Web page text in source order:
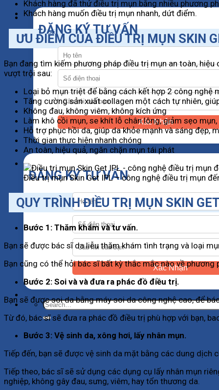
ĐĂNG KÝ TƯ VẤN
Xác Nhận
ĐĂNG KÝ TƯ VẤN
Xác Nhận
Khách hàng đã thử điều trị mụn bằng nhiều phương
Khách hàng muốn điều trị mụn nhanh, dứt điểm.
ƯU ĐIỂM CỦA ĐIỀU TRỊ MỤN SKIN
Bạn đang tìm kiếm phương pháp điều trị mụn an toàn, hiệu
vượt trội sau:
Loại bỏ mụn triệt để bằng cách kết hợp 2 công nghệ
Tăng cường sản xuất collagen một cách tự nhiên,
Không đau, không viêm, không kích ứng
Làm khô cồi mụn, se khít lỗ chân lông, giảm sẹo mụn,
Hỗ trợ phục hồi da, giúp da khỏe mạnh và sáng đẹp,
Thời gian thực hiện nhanh chóng
An toàn, hiệu quả, ngăn chặn mụn tái phát
Điều trị mụn Skin Get IPL – công nghệ điều trị mụn
QUY TRÌNH ĐIỀU TRỊ MỤN SKIN
Bước 1: Thăm khám và tư vấn.
Bạn sẽ được bác sĩ da liễu thăm khám tình trạng và loại
Bạn cũng có thể hỏi bác sĩ bất kỳ thắc mắc nào về phương
Bước 2: Soi và và đưa ra phác đồ điều trị.
Bạn sẽ được soi da bằng máy soi da công nghệ cao, để
Từ đó, bác sĩ sẽ đưa ra phác đồ điều trị phù hợp với bạn,
Bước 3: Vệ sinh da, xông hơi, lấy nhân mụn.
Tiếp đến, bạn sẽ được vệ sinh da mặt bằng các dung
Tiếp theo, bác sĩ sẽ sử dụng các dụng cụ lấy nhân mụn
nghiệp, không gây đau, sưng, viêm, hay tổn thương da.